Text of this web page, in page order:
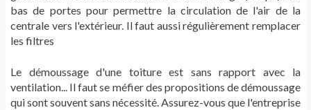
bas de portes pour permettre la circulation de l'air de la
centrale vers l'extérieur. Il faut aussi régulièrement remplacer
les filtres
Le démoussage d'une toiture est sans rapport avec la
ventilation... Il faut se méfier des propositions de démoussage
qui sont souvent sans nécessité. Assurez-vous que l'entreprise